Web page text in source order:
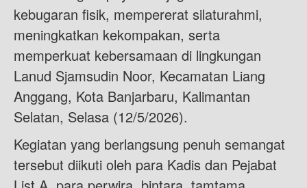
kebugaran fisik, mempererat silaturahmi,
meningkatkan kekompakan, serta
memperkuat kebersamaan di lingkungan
Lanud Sjamsudin Noor, Kecamatan Liang
Anggang, Kota Banjarbaru, Kalimantan
Selatan, Selasa (12/5/2026).
Kegiatan yang berlangsung penuh semangat
tersebut diikuti oleh para Kadis dan Pejabat